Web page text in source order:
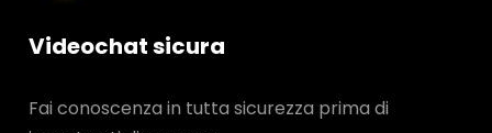
Videochat sicura
Fai conoscenza in tutta sicurezza prima di